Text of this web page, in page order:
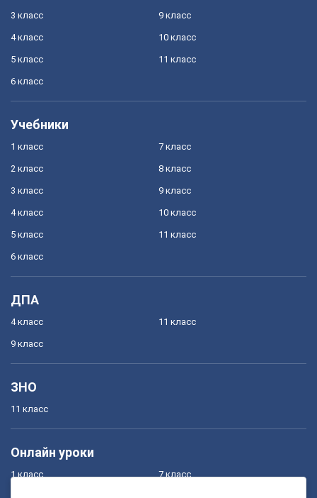
3 класс
4 класс
5 класс
6 класс
9 класс
10 класс
11 класс
Учебники
1 класс
2 класс
3 класс
4 класс
5 класс
6 класс
7 класс
8 класс
9 класс
10 класс
11 класс
ДПА
4 класс
9 класс
11 класс
ЗНО
11 класс
Онлайн уроки
1 класс 7 класс